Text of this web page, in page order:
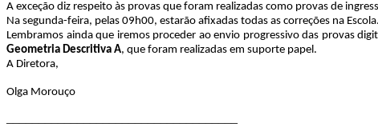
A exceção diz respeito às provas que foram realizadas como provas de
Na segunda-feira, pelas 09h00, estarão afixadas todas as correções na Escola.
Lembramos ainda que iremos proceder ao envio progressivo das provas
Geometria Descritiva A, que foram realizadas em suporte papel.
A Diretora,
Olga Morouço